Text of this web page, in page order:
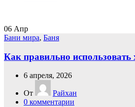
06 Апр
Бани мира, Баня
Как правильно
6 апреля, 2026
От
Райхан
0 комментарии